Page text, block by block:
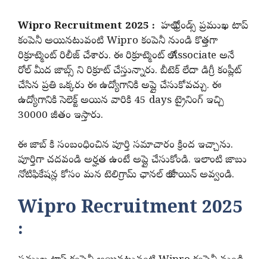
Wipro Recruitment 2025 : హలో ఫ్రెండ్స్ ప్రముఖ టాప్
కంపెనీ అయినటువంటి Wipro కంపెనీ నుండి కొత్తగా
రిక్రూట్మెంట్ రిలీజ్ చేశారు. ఈ రిక్రూట్మెంట్ లో Associate అనే
రోల్ మీద జాబ్స్ ని రిక్రూట్ చేస్తున్నారు. బీటెక్ లేదా డిగ్రీ కంప్లీట్
చేసిన ప్రతి ఒక్కరు ఈ ఉద్యోగానికి అప్లై చేసుకోవచ్చు. ఈ
ఉద్యోగానికి సెలెక్ట్ అయిన వారికి 45 days ట్రైనింగ్ ఇచ్చి
30000 జీతం ఇస్తారు.
ఈ జాబ్ కి సంబంధించిన పూర్తి సమాచారం క్రింద ఇచ్చాను.
పూర్తిగా చదవండి అర్హత ఉంటే అప్లై చేసుకోండి. ఇలాంటి జాబు
నోటిఫికేషన్ల కోసం మన టెలిగ్రామ్ ఛానల్ లో జాయిన్ అవ్వండి.
Wipro Recruitment 2025
: